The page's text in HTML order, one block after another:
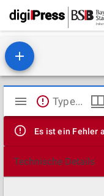
Mirador
Viewer
TypeError: Failed to fetch
Es ist ein Fehler
Technische Details